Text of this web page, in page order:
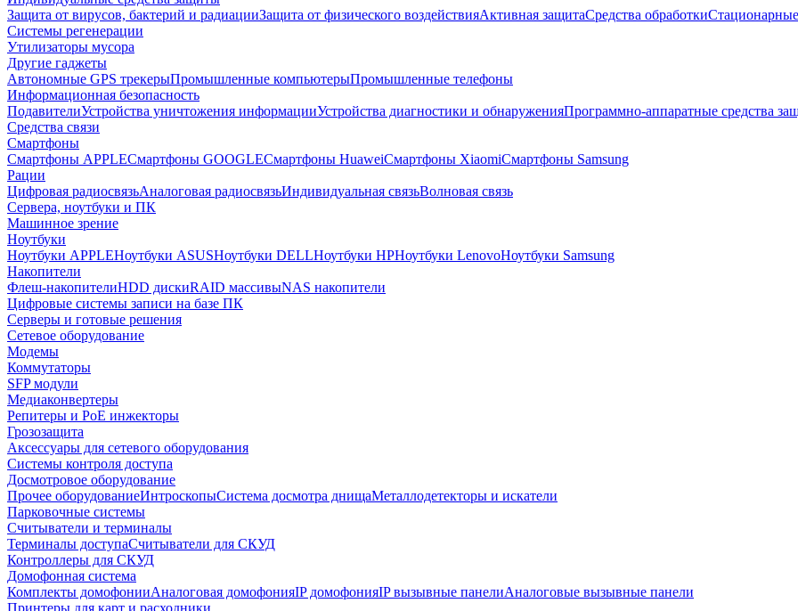
Защита от вирусов, бактерий и радиацииЗащита от физического воздействияАктивная защитаСредства обработки
Системы регенерации
Утилизаторы мусора
Другие гаджеты
Автономные GPS трекерыПромышленные компьютерыПромышленные телефоны
Информационная безопасность
ПодавителиУстройства уничтожения информацииУстройства диагностики и обнаруженияПрограммно-аппаратные средства
Средства связи
Смартфоны
Смартфоны APPLEСмартфоны GOOGLEСмартфоны HuaweiСмартфоны XiaomiСмартфоны Samsung
Рации
Цифровая радиосвязьАналоговая радиосвязьИндивидуальная связьВолновая связь
Сервера, ноутбуки и ПК
Машинное зрение
Ноутбуки
Ноутбуки APPLEНоутбуки ASUSНоутбуки DELLНоутбуки HPНоутбуки LenovoНоутбуки Samsung
Накопители
Флеш-накопителиHDD дискиRAID массивыNAS накопители
Цифровые системы записи на базе ПК
Серверы и готовые решения
Сетевое оборудование
Модемы
Коммутаторы
SFP модули
Медиаконвертеры
Репитеры и PoE инжекторы
Грозозащита
Аксессуары для сетевого оборудования
Системы контроля доступа
Досмотровое оборудование
Прочее оборудованиеИнтроскопыСистема досмотра днищаМеталлодетекторы и искатели
Парковочные системы
Считыватели и терминалы
Терминалы доступаСчитыватели для СКУД
Контроллеры для СКУД
Домофонная система
Комплекты домофонииАналоговая домофонияIP домофонияIP вызывные панелиАналоговые вызывные панели
Принтеры для карт и расходники